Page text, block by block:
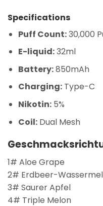
Specifications
Puff Count:30,000
E-liquid:32ml
Battery:850mAh
Charging:Type-C
Nikotin:5%
Coil:Dual Mesh
1# Aloe Grape
2# Erdbeer-
3# Saurer Apfel
4# Triple Melon